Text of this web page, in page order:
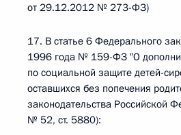
от 29.12.2012 № 273-ФЗ)
17. В статье 6 Федерального
1996 года № 159-ФЗ "О
по социальной защите детей-
оставшихся без попечения
законодательства Российской
№ 52, ст. 5880):